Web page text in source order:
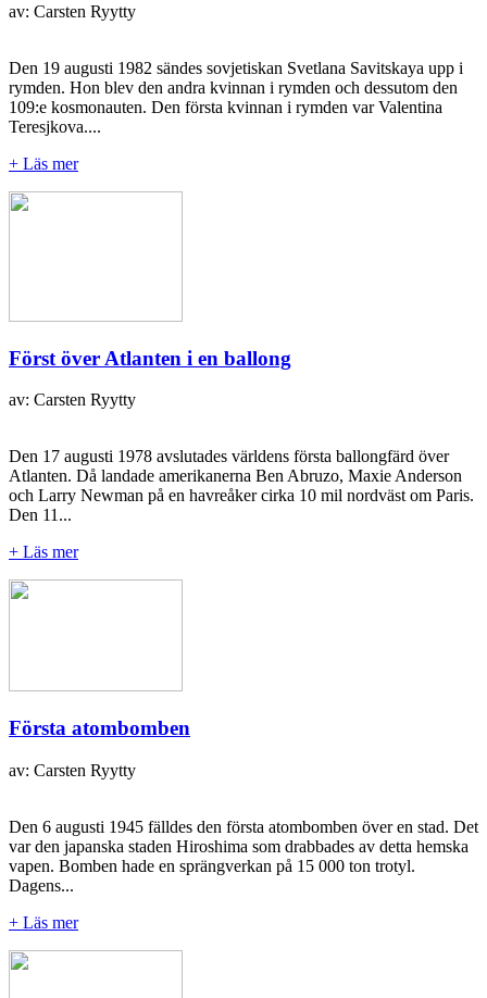
av: Carsten Ryytty
Den 19 augusti 1982 sändes sovjetiskan Svetlana Savitskaya upp i
rymden. Hon blev den andra kvinnan i rymden och dessutom den
109:e kosmonauten. Den första kvinnan i rymden var Valentina
Teresjkova....
+ Läs mer
Först över Atlanten i en ballong
av: Carsten Ryytty
Den 17 augusti 1978 avslutades världens första ballongfärd över
Atlanten. Då landade amerikanerna Ben Abruzo, Maxie Anderson
och Larry Newman på en havreåker cirka 10 mil nordväst om Paris.
Den 11...
+ Läs mer
Första atombomben
av: Carsten Ryytty
Den 6 augusti 1945 fälldes den första atombomben över en stad. Det
var den japanska staden Hiroshima som drabbades av detta hemska
vapen. Bomben hade en sprängverkan på 15 000 ton trotyl.
Dagens...
+ Läs mer